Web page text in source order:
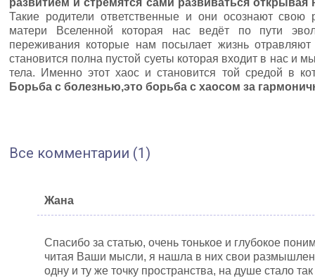
развитием и стремятся сами развиваться
Такие родители ответственные и они осознают свою
матери Вселенной которая нас ведёт по пути
переживания которые нам посылает жизнь
становится полна пустой суеты которая входит в нас
тела. Именно этот хаос и становится той средой в
Борьба с болезнью,это борьба с хаосом за
Все комментарии (1)
Жана
Спасибо за статью, очень тонькое и глубокое
читая Ваши мысли, я нашла в них свои
одну и ту же точку пространства, на душе стало